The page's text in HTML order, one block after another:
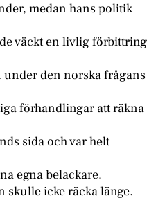
medan hans politik
väckt en livlig förbittring
den norska frågans
förhandlingar att räkna
sida och var helt
egna belackare.
skulle icke räcka länge.